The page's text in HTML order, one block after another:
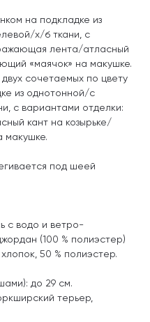
на подкладке из
х/б ткани, с
лента/атласный
«маячок» на макушке.
сочетаемых по цвету
из однотонной/с
с вариантами отделки:
кант на козырьке/
макушке.
под шеей
с водо и ветро-
(100 % полиэстер)
50 % полиэстер.
до 29 см.
терьер,